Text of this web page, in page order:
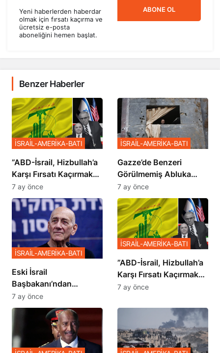
Yeni haberlerden haberdar
olmak için fırsatı kaçırma ve
ücretsiz e-posta
aboneliğini hemen başlat.
ABONE OL
Benzer Haberler
​​​​​​​”ABD-İsrail, Hizbullah’a
Karşı Fırsatı Kaçırmak
İstemiyor”
İSRAİL-AMERİKA-BATI
7 ay önce
​​​​​​​Gazze’de Benzeri
Görülmemiş Abluka
Planı
İSRAİL-AMERİKA-BATI
7 ay önce
Eski İsrail
Başbakanı’ndan
Netanyahu’ya Ağır
Sözler
İSRAİL-AMERİKA-BATI
7 ay önce
​​​​​​​”ABD-İsrail, Hizbullah’a
Karşı Fırsatı Kaçırmak
İstemiyor”
İSRAİL-AMERİKA-BATI
7 ay önce